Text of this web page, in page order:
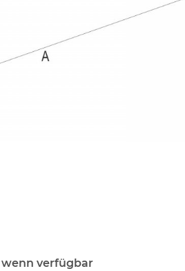
verfügbar